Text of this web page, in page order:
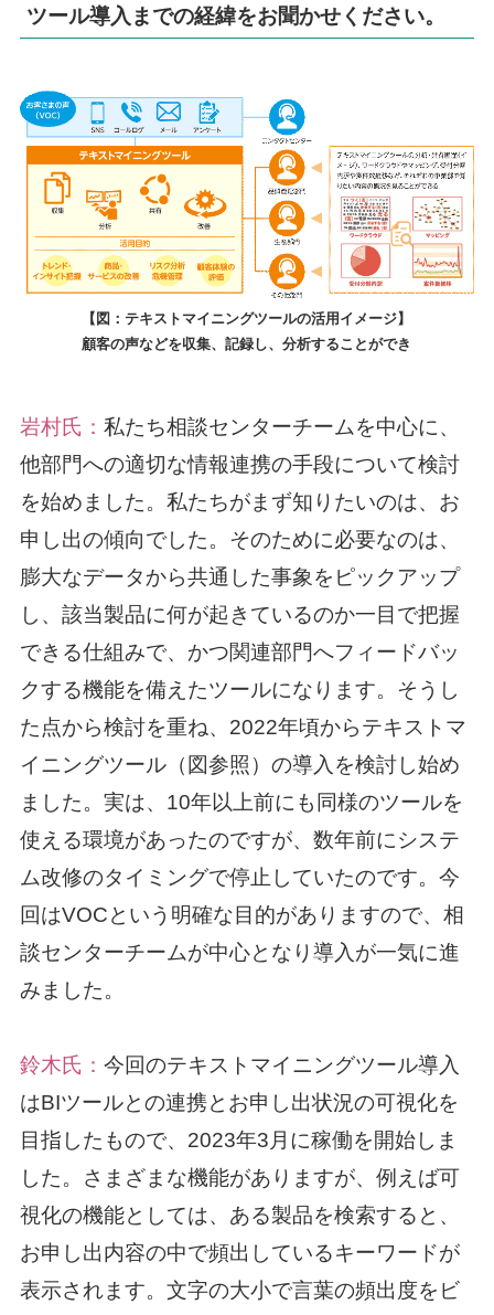
ツール導入までの経緯をお聞かせください。
【図：テキストマイニングツールの活用イメージ】
顧客の声などを収集、記録し、分析することができ
岩村氏： 私たち相談センターチームを中心に、
他部門への適切な情報連携の手段について検討
を始めました。私たちがまず知りたいのは、お
申し出の傾向でした。そのために必要なのは、
膨大なデータから共通した事象をピックアップ
し、該当製品に何が起きているのか一目で把握
できる仕組みで、かつ関連部門へフィードバッ
クする機能を備えたツールになります。そうし
た点から検討を重ね、2022年頃からテキストマ
イニングツール（図参照）の導入を検討し始め
ました。実は、10年以上前にも同様のツールを
使える環境があったのですが、数年前にシステ
ム改修のタイミングで停止していたのです。今
回はVOCという明確な目的がありますので、相
談センターチームが中心となり導入が一気に進
みました。
鈴木氏： 今回のテキストマイニングツール導入
はBIツールとの連携とお申し出状況の可視化を
目指したもので、2023年3月に稼働を開始しま
した。さまざまな機能がありますが、例えば可
視化の機能としては、ある製品を検索すると、
お申し出内容の中で頻出しているキーワードが
表示されます。文字の大小で言葉の頻出度をビ